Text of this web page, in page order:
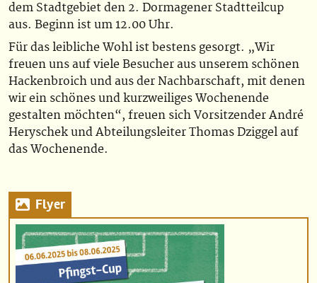
dem Stadtgebiet den 2. Dormagener Stadtteilcup
aus. Beginn ist um 12.00 Uhr.
Für das leibliche Wohl ist bestens gesorgt. „Wir
freuen uns auf viele Besucher aus unserem schönen
Hackenbroich und aus der Nachbarschaft, mit denen
wir ein schönes und kurzweiliges Wochenende
gestalten möchten“, freuen sich Vorsitzender André
Heryschek und Abteilungsleiter Thomas Dziggel auf
das Wochenende.
Flyer